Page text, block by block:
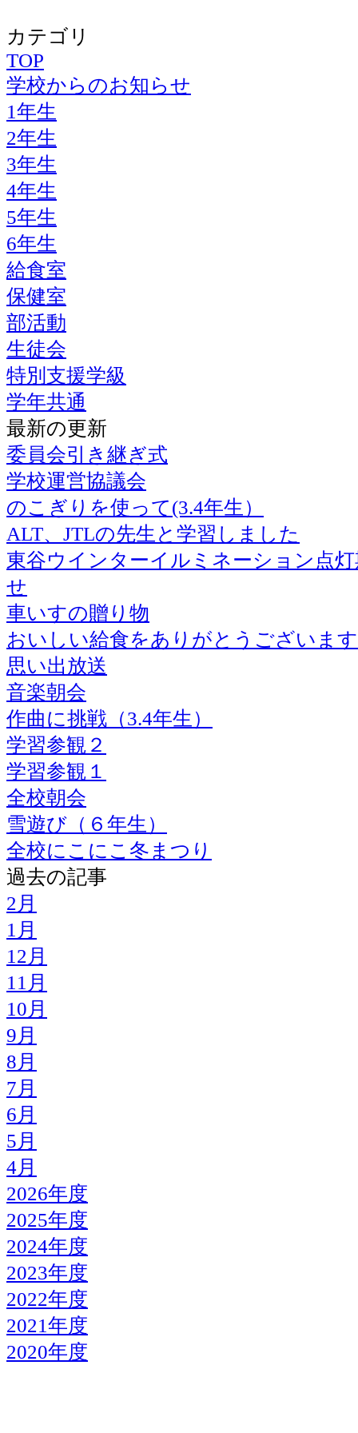
カテゴリ
TOP
学校からのお知らせ
1年生
2年生
3年生
4年生
5年生
6年生
給食室
保健室
部活動
生徒会
特別支援学級
学年共通
最新の更新
委員会引き継ぎ式
学校運営協議会
のこぎりを使って(3.4年生）
ALT、JTLの先生と学習しました
東谷ウインターイルミネーション点
せ
車いすの贈り物
おいしい給食をありがとうございます
思い出放送
音楽朝会
作曲に挑戦（3.4年生）
学習参観２
学習参観１
全校朝会
雪遊び（６年生）
全校にこにこ冬まつり
過去の記事
2月
1月
12月
11月
10月
9月
8月
7月
6月
5月
4月
2026年度
2025年度
2024年度
2023年度
2022年度
2021年度
2020年度